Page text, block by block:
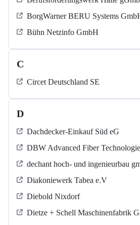
BorgWarner BERU Systems
Bühn Netzinfo GmbH
C
Circet Deutschland SE
D
Dachdecker-Einkauf Süd eG
DBW Advanced Fiber
dechant hoch- und ingenieurbau
Diakoniewerk Tabea e.V
Diebold Nixdorf
Dietze + Schell Maschinenfabrik